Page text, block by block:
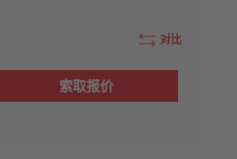
对比
索取报价